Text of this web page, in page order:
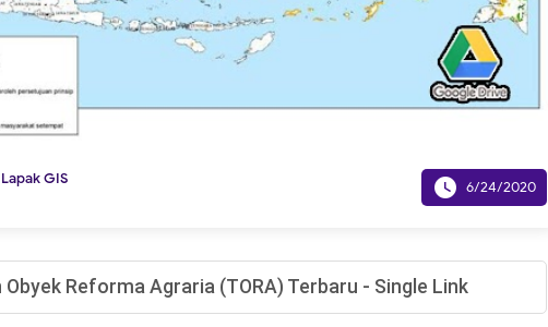
Lapak GIS  6/24/2020
Reforma Agraria (TORA) Terbaru - Single Link